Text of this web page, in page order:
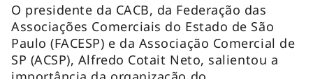
O presidente da CACB, da Federação das
Associações Comerciais do Estado de São
Paulo (FACESP) e da Associação Comercial de
SP (ACSP), Alfredo Cotait Neto, salientou a